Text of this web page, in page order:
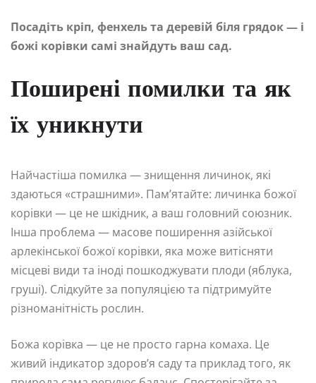
Посадіть кріп, фенхель та деревій біля грядок — і
божі корівки самі знайдуть ваш сад.
Поширені помилки та як
їх уникнути
Найчастіша помилка — знищення личинок, які
здаються «страшними». Пам’ятайте: личинка божої
корівки — це не шкідник, а ваш головний союзник.
Інша проблема — масове поширення азійської
арлекінської божої корівки, яка може витісняти
місцеві види та іноді пошкоджувати плоди (яблука,
груші). Слідкуйте за популяцією та підтримуйте
різноманітність рослин.
Божа корівка — це не просто гарна комаха. Це
живий індикатор здоров’я саду та приклад того, як